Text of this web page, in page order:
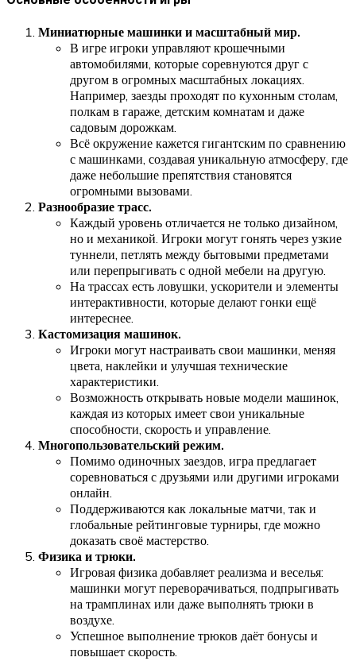
Миниатюрные машинки и масштабный мир.
В игре игроки управляют крошечными
автомобилями, которые соревнуются друг с
другом в огромных масштабных локациях.
Например, заезды проходят по кухонным столам,
полкам в гараже, детским комнатам и даже
садовым дорожкам.
Всё окружение кажется гигантским по сравнению
с машинками, создавая уникальную атмосферу, где
даже небольшие препятствия становятся
огромными вызовами.
Разнообразие трасс.
Каждый уровень отличается не только дизайном,
но и механикой. Игроки могут гонять через узкие
туннели, петлять между бытовыми предметами
или перепрыгивать с одной мебели на другую.
На трассах есть ловушки, ускорители и элементы
интерактивности, которые делают гонки ещё
интереснее.
Кастомизация машинок.
Игроки могут настраивать свои машинки, меняя
цвета, наклейки и улучшая технические
характеристики.
Возможность открывать новые модели машинок,
каждая из которых имеет свои уникальные
способности, скорость и управление.
Многопользовательский режим.
Помимо одиночных заездов, игра предлагает
соревноваться с друзьями или другими игроками
онлайн.
Поддерживаются как локальные матчи, так и
глобальные рейтинговые турниры, где можно
доказать своё мастерство.
Физика и трюки.
Игровая физика добавляет реализма и веселья:
машинки могут переворачиваться, подпрыгивать
на трамплинах или даже выполнять трюки в
воздухе.
Успешное выполнение трюков даёт бонусы и
повышает скорость.